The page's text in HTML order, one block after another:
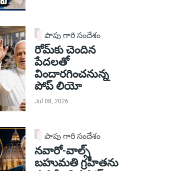
పాపు గారి సందేశం
రోమ్‌కు చెందిన
పేదలతో
విందారగించనున్న
పోప్ లియో
Jul 08, 2026
పాపు గారి సందేశం
నవారో-వాల్స్
బహుమతి గ్రహీతను